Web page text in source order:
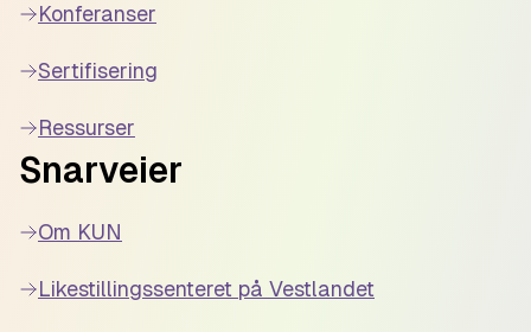
Konferanser
Sertifisering
Ressurser
Snarveier
Om KUN
Likestillingssenteret på Vestlandet